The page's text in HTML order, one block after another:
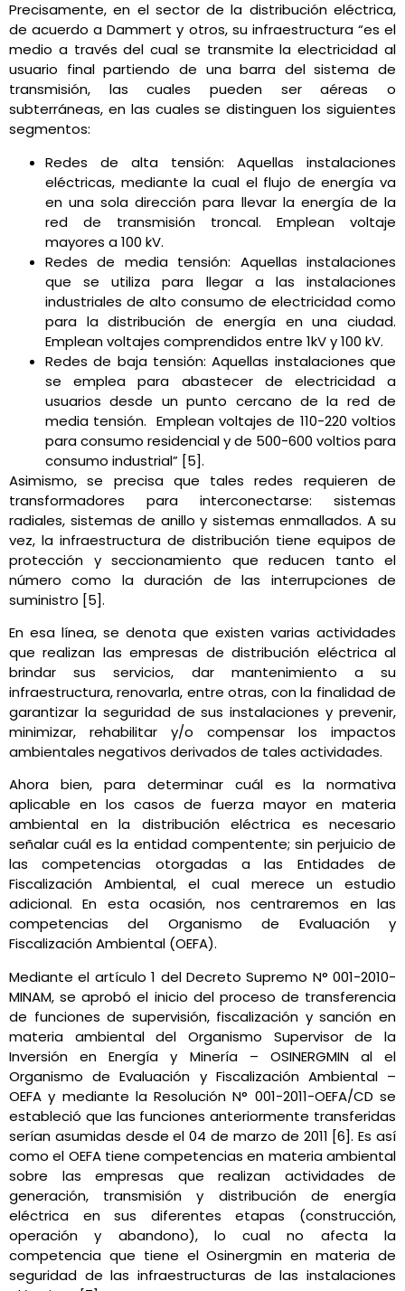
Precisamente, en el sector de la distribución eléctrica,
de acuerdo a Dammert y otros, su infraestructura “es el
medio a través del cual se transmite la electricidad al
usuario final partiendo de una barra del sistema de
transmisión, las cuales pueden ser aéreas o
subterráneas, en las cuales se distinguen los siguientes
segmentos:
Redes de alta tensión: Aquellas instalaciones
eléctricas, mediante la cual el flujo de energía va
en una sola dirección para llevar la energía de la
red de transmisión troncal. Emplean voltaje
mayores a 100 kV.
Redes de media tensión: Aquellas instalaciones
que se utiliza para llegar a las instalaciones
industriales de alto consumo de electricidad como
para la distribución de energía en una ciudad.
Emplean voltajes comprendidos entre 1kV y 100 kV.
Redes de baja tensión: Aquellas instalaciones que
se emplea para abastecer de electricidad a
usuarios desde un punto cercano de la red de
media tensión. Emplean voltajes de 110-220 voltios
para consumo residencial y de 500-600 voltios para
consumo industrial” [5].
Asimismo, se precisa que tales redes requieren de
transformadores para interconectarse: sistemas
radiales, sistemas de anillo y sistemas enmallados. A su
vez, la infraestructura de distribución tiene equipos de
protección y seccionamiento que reducen tanto el
número como la duración de las interrupciones de
suministro [5].
En esa línea, se denota que existen varias actividades
que realizan las empresas de distribución eléctrica al
brindar sus servicios, dar mantenimiento a su
infraestructura, renovarla, entre otras, con la finalidad de
garantizar la seguridad de sus instalaciones y prevenir,
minimizar, rehabilitar y/o compensar los impactos
ambientales negativos derivados de tales actividades.
Ahora bien, para determinar cuál es la normativa
aplicable en los casos de fuerza mayor en materia
ambiental en la distribución eléctrica es necesario
señalar cuál es la entidad compentente; sin perjuicio de
las competencias otorgadas a las Entidades de
Fiscalización Ambiental, el cual merece un estudio
adicional. En esta ocasión, nos centraremos en las
competencias del Organismo de Evaluación y
Fiscalización Ambiental (OEFA).
Mediante el artículo 1 del Decreto Supremo N° 001-2010-
MINAM, se aprobó el inicio del proceso de transferencia
de funciones de supervisión, fiscalización y sanción en
materia ambiental del Organismo Supervisor de la
Inversión en Energía y Minería – OSINERGMIN al el
Organismo de Evaluación y Fiscalización Ambiental –
OEFA y mediante la Resolución N° 001-2011-OEFA/CD se
estableció que las funciones anteriormente transferidas
serían asumidas desde el 04 de marzo de 2011 [6]. Es así
como el OEFA tiene competencias en materia ambiental
sobre las empresas que realizan actividades de
generación, transmisión y distribución de energía
eléctrica en sus diferentes etapas (construcción,
operación y abandono), lo cual no afecta la
competencia que tiene el Osinergmin en materia de
seguridad de las infraestructuras de las instalaciones